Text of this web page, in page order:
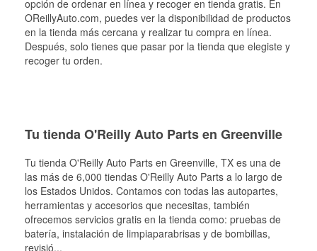
opción de ordenar en línea y recoger en tienda gratis. En
OReillyAuto.com, puedes ver la disponibilidad de productos
en la tienda más cercana y realizar tu compra en línea.
Después, solo tienes que pasar por la tienda que elegiste y
recoger tu orden.
Tu tienda O'Reilly Auto Parts en Greenville
Tu tienda O'Reilly Auto Parts en Greenville, TX es una de
las más de 6,000 tiendas O'Reilly Auto Parts a lo largo de
los Estados Unidos. Contamos con todas las autopartes,
herramientas y accesorios que necesitas, también
ofrecemos servicios gratis en la tienda como: pruebas de
batería, instalación de limpiaparabrisas y de bombillas,
revisió...